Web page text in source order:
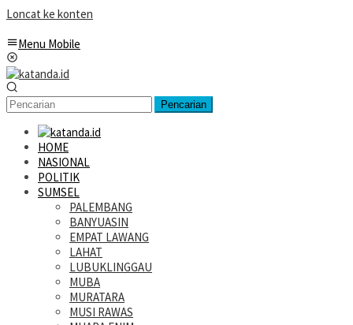
Loncat ke konten
Menu Mobile
Pencarian
HOME
NASIONAL
POLITIK
SUMSEL
PALEMBANG
BANYUASIN
EMPAT LAWANG
LAHAT
LUBUKLINGGAU
MUBA
MURATARA
MUSI RAWAS